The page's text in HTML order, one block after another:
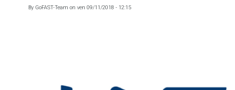
By GoFAST-Team on ven 09/11/2018 - 12:15